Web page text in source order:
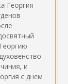
Георгия
и
с днем